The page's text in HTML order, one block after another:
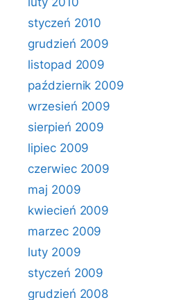
styczeń 2010
grudzień 2009
listopad 2009
październik 2009
wrzesień 2009
sierpień 2009
lipiec 2009
czerwiec 2009
maj 2009
kwiecień 2009
marzec 2009
luty 2009
styczeń 2009
grudzień 2008